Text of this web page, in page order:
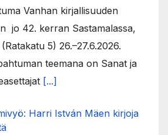
Vanhan kirjallisuuden
jo 42. kerran Sastamalassa,
5) 26.–27.6.2026.
teemana on Sanat ja
[...]
Harri István Mäen kirjoja